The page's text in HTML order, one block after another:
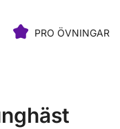
PRO ÖVNINGAR